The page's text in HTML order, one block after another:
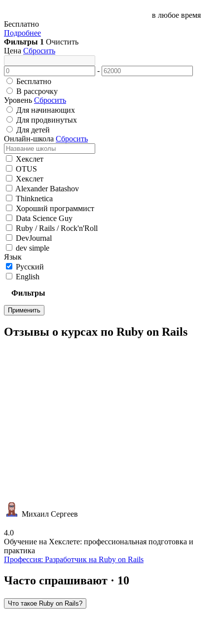
в любое время
Бесплатно
Подробнее
Фильтры 1 Очистить
Цена Сбросить
-
Бесплатно
В рассрочку
Уровень Сбросить
Для начинающих
Для продвинутых
Для детей
Онлайн-школа Сбросить
Хекслет
OTUS
Хекслет
Alexander Batashov
Thinknetica
Хороший программист
Data Science Guy
Ruby / Rails / Rock'n'Roll
DevJournal
dev simple
Язык
Русский
English
Фильтры
Применить
Отзывы о курсах по Ruby on Rails
Михаил Сергеев
4.0
Обучение на Хекслете: профессиональная подготовка и
практика
Профессия: Разработчик на Ruby on Rails
Часто спрашивают · 10
Что такое Ruby on Rails?